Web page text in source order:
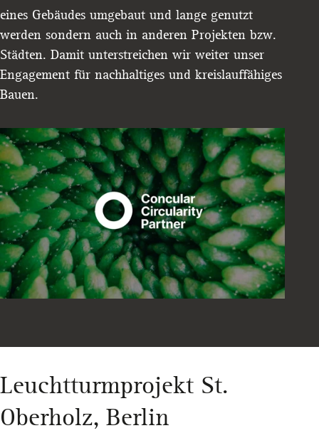
eines Gebäudes umgebaut und lange genutzt
werden sondern auch in anderen Projekten bzw.
Städten. Damit unterstreichen wir weiter unser
Engagement für nachhaltiges und kreislauffähiges
Bauen.
Leuchtturmprojekt St.
Oberholz, Berlin